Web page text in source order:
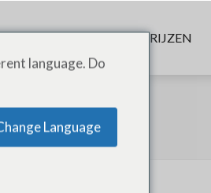
ACADEMIE OVER PRIJZEN
language. Do
Language